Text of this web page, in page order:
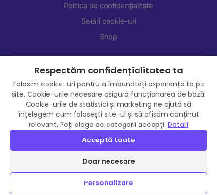
Politica de confidențialitate
Setări cookie-uri
Shop
© 2026 SmartWedding. Toate drepturile rezervate.
Respectăm confidențialitatea ta
Folosim cookie-uri pentru a îmbunătăți experiența ta pe
site. Cookie-urile necesare asigură funcționarea de bază.
Cookie-urile de statistici și marketing ne ajută să
înțelegem cum folosești site-ul și să afișăm conținut
relevant. Poți alege ce categorii accepți. Detalii
Acceptă toate
Doar necesare
Personalizare